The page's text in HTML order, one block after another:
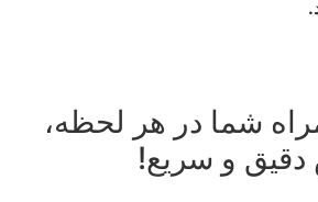
شما در هر لحظه،
و سریع!